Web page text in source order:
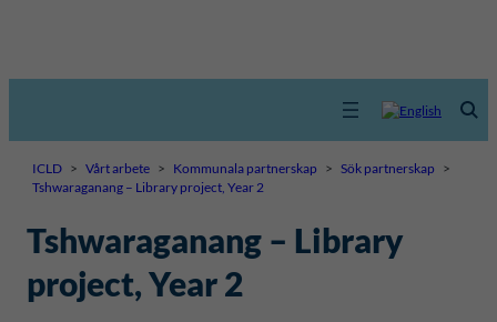
ICLD > Vårt arbete > Kommunala partnerskap > Sök partnerskap >
Tshwaraganang – Library project, Year 2
Tshwaraganang – Library
project, Year 2